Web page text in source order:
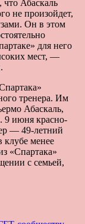
Абаскаль
не произойдет,
Он в этом
для него
мест, —
тренера. Им
Абаскаль,
9 июня красно-
— 49-летний
клубе менее
«Спартака»
с семьей,